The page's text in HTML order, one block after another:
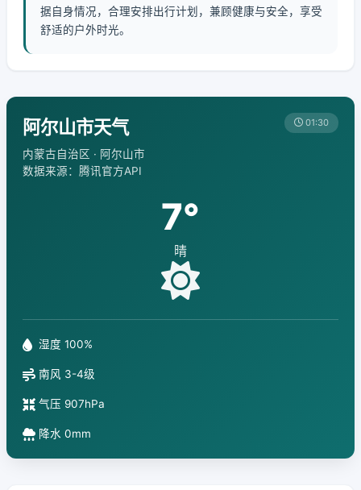
据自身情况，合理安排出行计划，兼顾健康与安全，享受
舒适的户外时光。
阿尔山市天气
内蒙古自治区 · 阿尔山市
数据来源：腾讯官方API
01:30
7°
晴
湿度 100%
南风 3-4级
气压 907hPa
降水 0mm